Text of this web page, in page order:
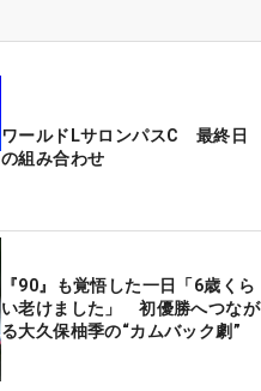
ワールドLサロンパスC 最終日
の組み合わせ
『90』も覚悟した一日「6歳くら
い老けました」 初優勝へつなが
る大久保柚季の“カムバック劇”